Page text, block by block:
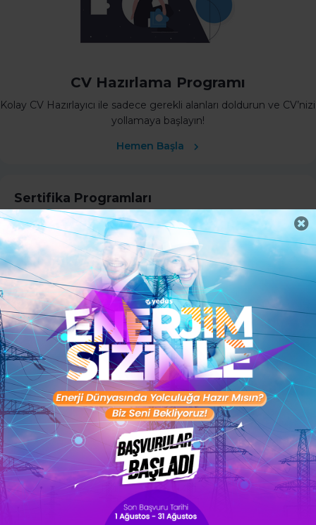
CV Hazırlama Programı
Kolay CV Hazırlayıcı ile sadece gerekli alanları doldurun ve CV’nizi
yollamaya başlayın!
Hemen Başla
Sertifika Programları
Digital Marketing Specialist
Sertifika Al
Microsoft Office for Business
Sertifika Al
Online Staj Programı
Sertifika Al
Şimdi Başla
Kariyer Araçları
İngilizce Seviye Testi